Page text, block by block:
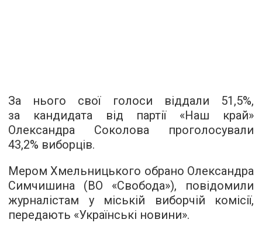
За нього свої голоси віддали 51,5%,
за кандидата від партії «Наш край»
Олександра Соколова проголосували
43,2% виборців.
Мером Хмельницького обрано Олександра
Симчишина (ВО «Свобода»), повідомили
журналістам у міській виборчій комісії,
передають «Українські новини».